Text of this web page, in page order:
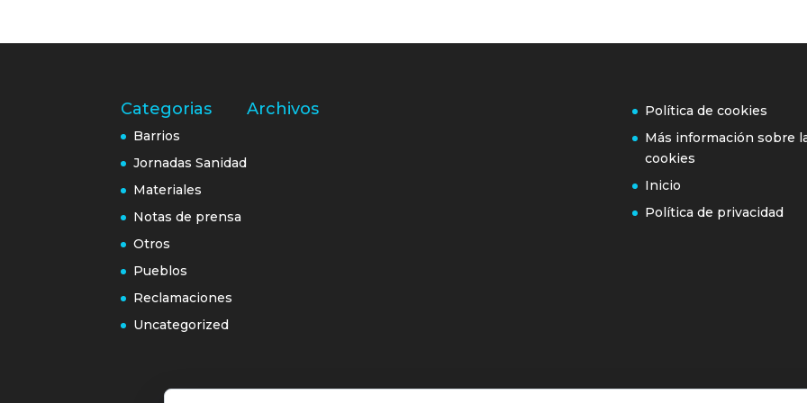
Categorias
Barrios
Jornadas Sanidad
Materiales
Notas de prensa
Otros
Pueblos
Reclamaciones
Uncategorized
Archivos
Política de cookies
Más información sobre
cookies
Inicio
Política de privacidad